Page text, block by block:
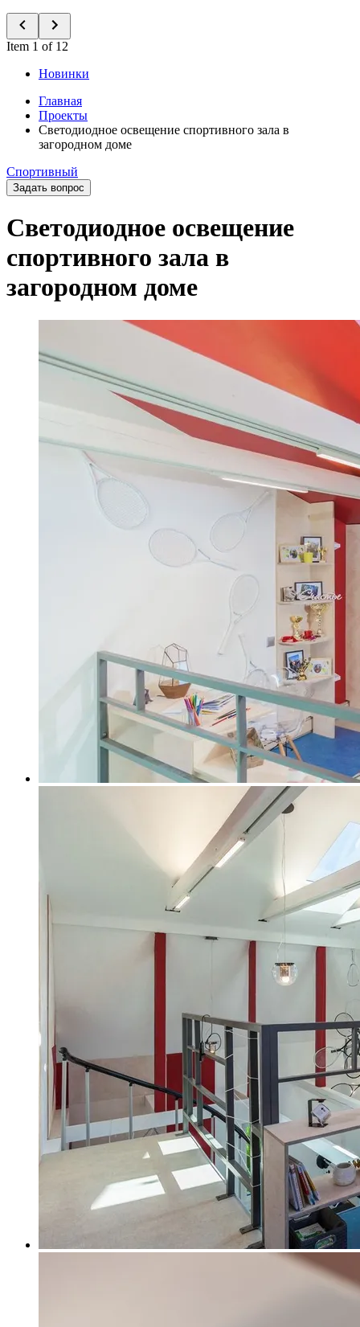
Item 1 of 12
Новинки
Главная
Проекты
Светодиодное освещение спортивного зала в
загородном доме
Спортивный
Задать вопрос
Светодиодное освещение
спортивного зала в
загородном доме